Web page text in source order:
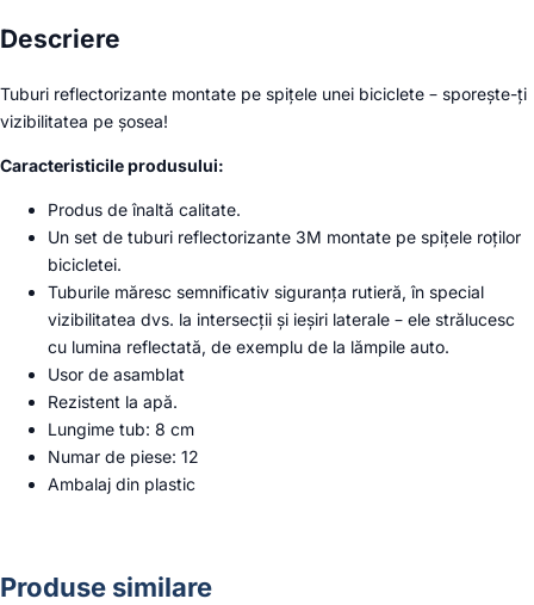
galben
Descriere
Tuburi reflectorizante montate pe spițele unei biciclete – sporește-ți
vizibilitatea pe șosea!
Caracteristicile produsului:
Produs de înaltă calitate.
Un set de tuburi reflectorizante 3M montate pe spițele roților
bicicletei.
Tuburile măresc semnificativ siguranța rutieră, în special
vizibilitatea dvs. la intersecții și ieșiri laterale – ele strălucesc
cu lumina reflectată, de exemplu de la lămpile auto.
Usor de asamblat
Rezistent la apă.
Lungime tub: 8 cm
Numar de piese: 12
Ambalaj din plastic
Produse similare